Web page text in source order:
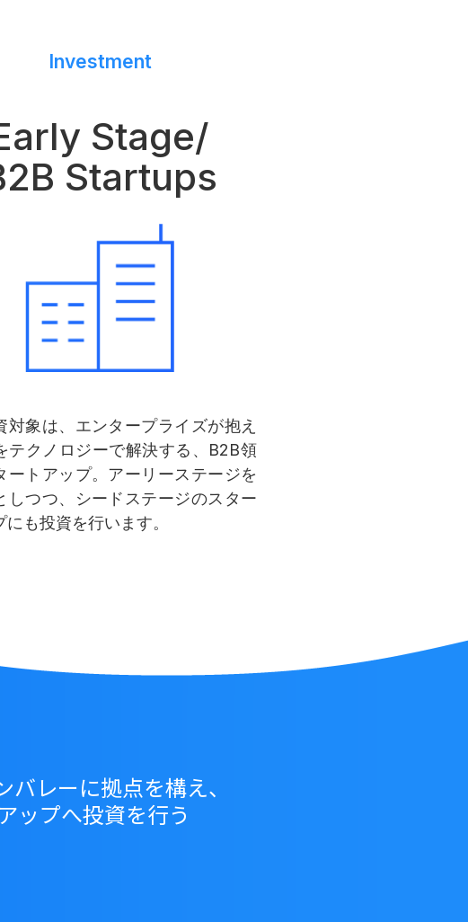
Investment
Stage/
Startups
対象は、エンタープライズが抱え
テクノロジーで解決する、B2B領
ートアップ。アーリーステージを
しつつ、
シードステージのスター
にも投資を行います。
レーに拠点を構え、
ップへ投資を行う